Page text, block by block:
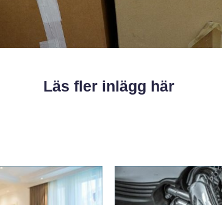
Läs fler inlägg här